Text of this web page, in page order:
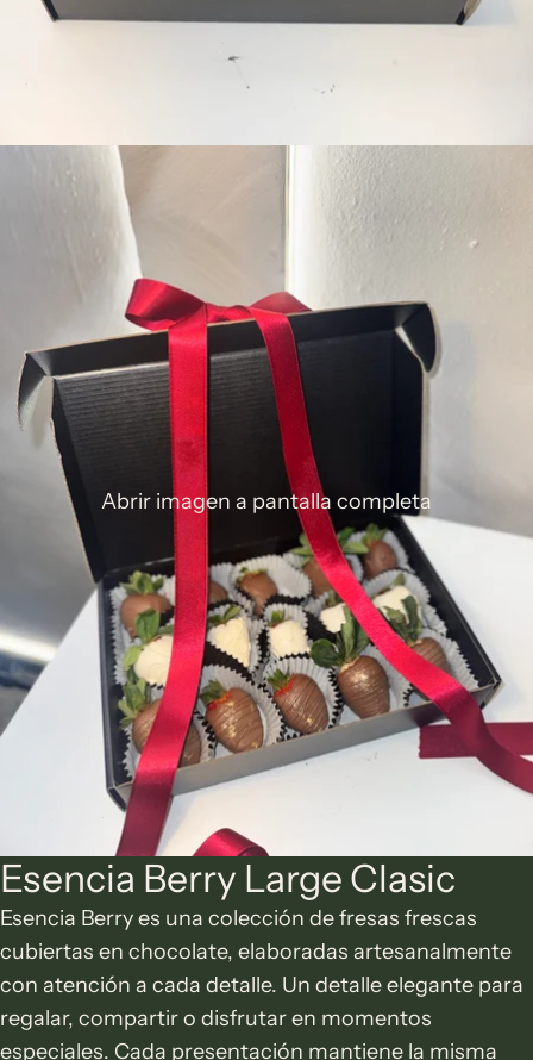
Abrir imagen a pantalla completa
Esencia Berry Large Clasic
Esencia Berry es una colección de fresas frescas
cubiertas en chocolate, elaboradas artesanalmente
con atención a cada detalle. Un detalle elegante para
regalar, compartir o disfrutar en momentos
especiales. Cada presentación mantiene la misma